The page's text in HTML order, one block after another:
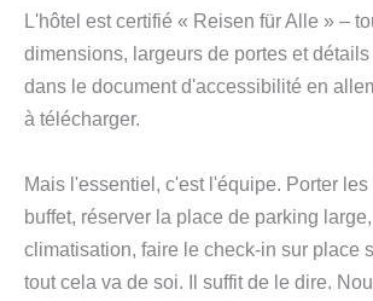
L'hôtel est certifié « Reisen für Alle » –
dimensions, largeurs de portes et
dans le document d'accessibilité en
à télécharger.
Mais l'essentiel, c'est l'équipe. Porter
buffet, réserver la place de parking
climatisation, faire le check-in sur place
tout cela va de soi. Il suffit de le dire.